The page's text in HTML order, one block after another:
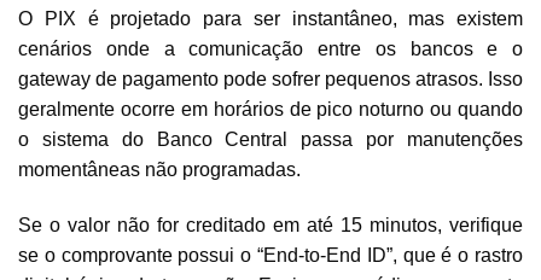
O PIX é projetado para ser instantâneo, mas existem
cenários onde a comunicação entre os bancos e o
gateway de pagamento pode sofrer pequenos atrasos. Isso
geralmente ocorre em horários de pico noturno ou quando
o sistema do Banco Central passa por manutenções
momentâneas não programadas.
Se o valor não for creditado em até 15 minutos, verifique
se o comprovante possui o “End-to-End ID”, que é o rastro